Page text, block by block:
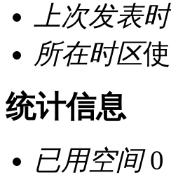
上次发表
所在时区
统计信息
已用空间0